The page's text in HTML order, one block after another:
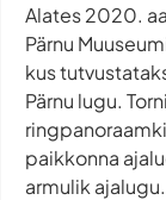
Alates 2020.
Pärnu
kus
Pärnu lugu.
paikkonna
armulik